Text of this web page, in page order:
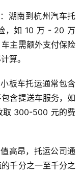
湖南到杭州汽车托
，如 10 万 - 20 万
主需额外支付保险
算。
板车托运通常包含
含提送车服务，如
取 300-500 元的费
高昂，托运公司通
千分之一至千分之